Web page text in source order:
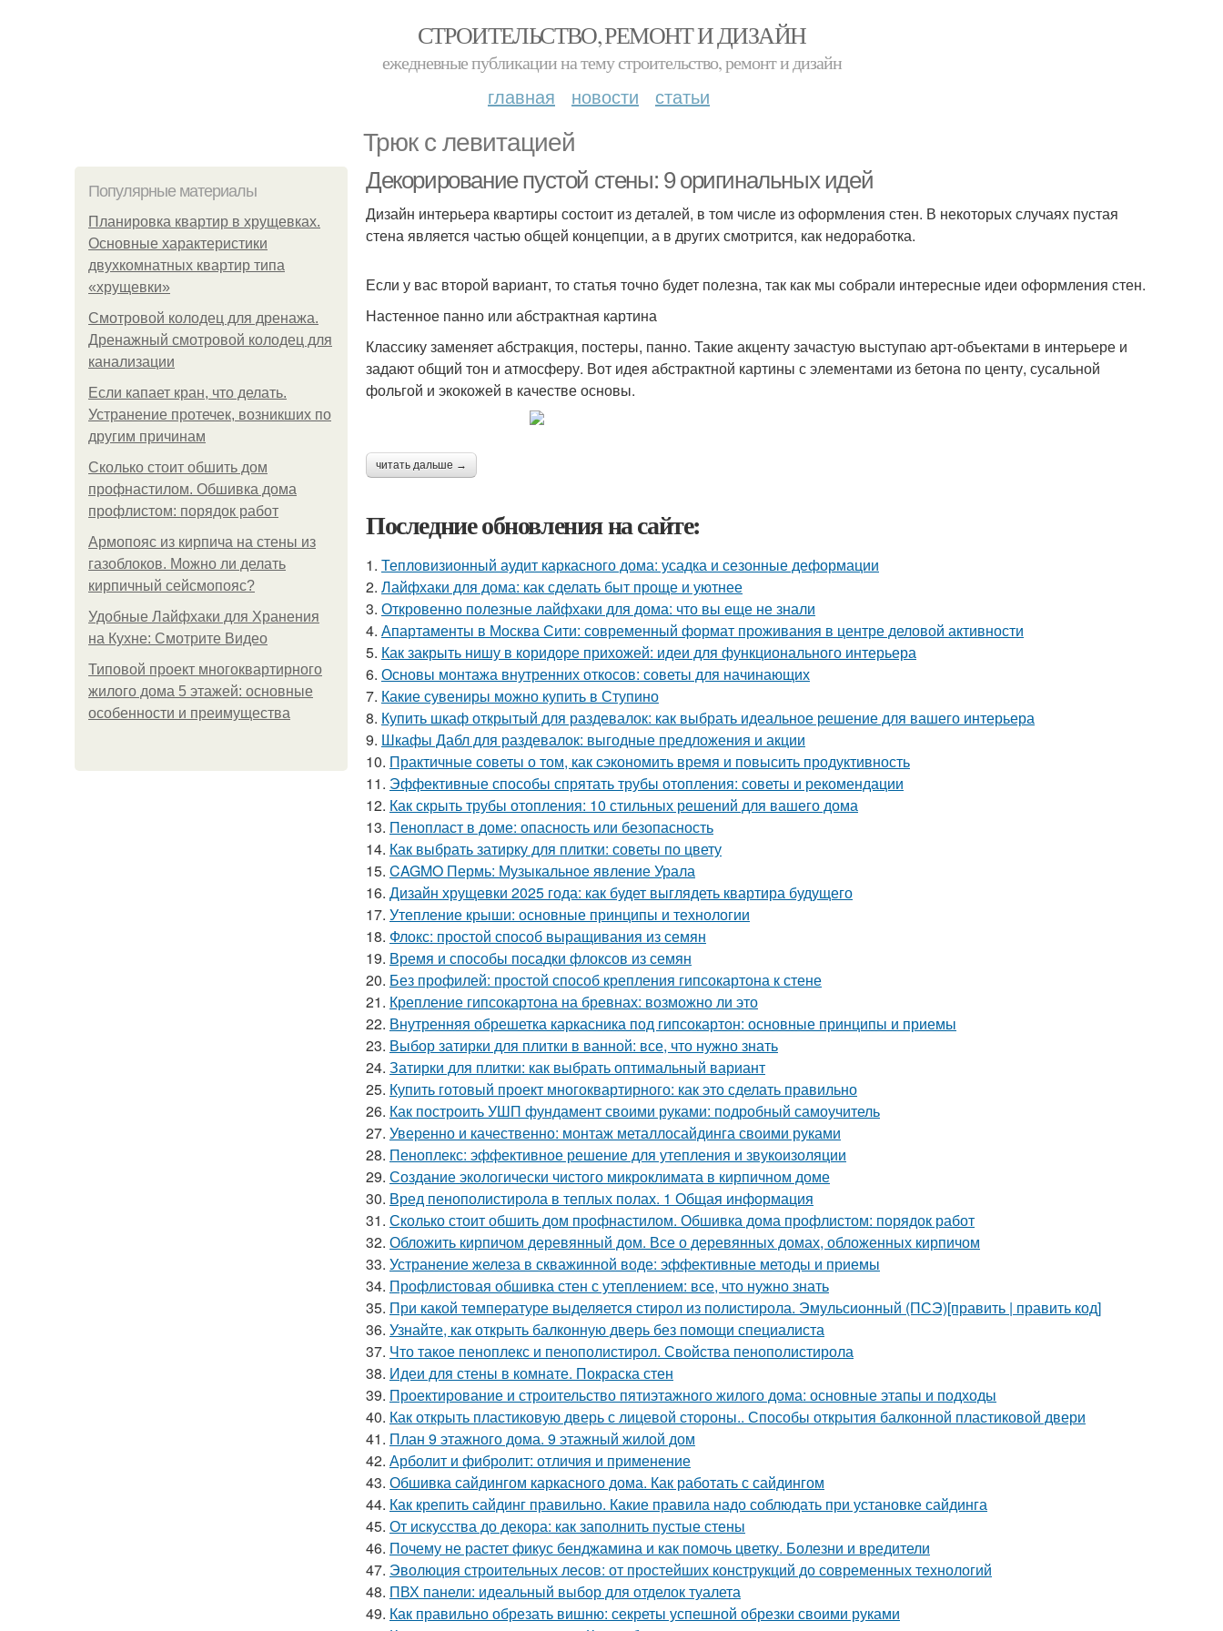
СТРОИТЕЛЬСТВО, РЕМОНТ И ДИЗАЙН
ежедневные публикации на тему строительство, ремонт и дизайн
главная новости статьи
Трюк с левитацией
Популярные материалы
Планировка квартир в хрущевках.
Основные характеристики
двухкомнатных квартир типа
«хрущевки»
Смотровой колодец для дренажа.
Дренажный смотровой колодец для
канализации
Если капает кран, что делать.
Устранение протечек, возникших по
другим причинам
Сколько стоит обшить дом
профнастилом. Обшивка дома
профлистом: порядок работ
Армопояс из кирпича на стены из
газоблоков. Можно ли делать
кирпичный сейсмопояс?
Удобные Лайфхаки для Хранения
на Кухне: Смотрите Видео
Типовой проект многоквартирного
жилого дома 5 этажей: основные
особенности и преимущества
Декорирование пустой стены: 9 оригинальных идей
Дизайн интерьера квартиры состоит из деталей, в том числе из оформления стен. В некоторых случаях пустая
стена является частью общей концепции, а в других смотрится, как недоработка.
Если у вас второй вариант, то статья точно будет полезна, так как мы собрали интересные идеи оформления стен.
Настенное панно или абстрактная картина
Классику заменяет абстракция, постеры, панно. Такие акценту зачастую выступаю арт-объектами в интерьере и
задают общий тон и атмосферу. Вот идея абстрактной картины с элементами из бетона по центу, сусальной
фольгой и экокожей в качестве основы.
читать дальше →
Последние обновления на сайте:
1. Тепловизионный аудит каркасного дома: усадка и сезонные деформации
2. Лайфхаки для дома: как сделать быт проще и уютнее
3. Откровенно полезные лайфхаки для дома: что вы еще не знали
4. Апартаменты в Москва Сити: современный формат проживания в центре деловой активности
5. Как закрыть нишу в коридоре прихожей: идеи для функционального интерьера
6. Основы монтажа внутренних откосов: советы для начинающих
7. Какие сувениры можно купить в Ступино
8. Купить шкаф открытый для раздевалок: как выбрать идеальное решение для вашего интерьера
9. Шкафы Дабл для раздевалок: выгодные предложения и акции
10. Практичные советы о том, как сэкономить время и повысить продуктивность
11. Эффективные способы спрятать трубы отопления: советы и рекомендации
12. Как скрыть трубы отопления: 10 стильных решений для вашего дома
13. Пенопласт в доме: опасность или безопасность
14. Как выбрать затирку для плитки: советы по цвету
15. CAGMO Пермь: Музыкальное явление Урала
16. Дизайн хрущевки 2025 года: как будет выглядеть квартира будущего
17. Утепление крыши: основные принципы и технологии
18. Флокс: простой способ выращивания из семян
19. Время и способы посадки флоксов из семян
20. Без профилей: простой способ крепления гипсокартона к стене
21. Крепление гипсокартона на бревнах: возможно ли это
22. Внутренняя обрешетка каркасника под гипсокартон: основные принципы и приемы
23. Выбор затирки для плитки в ванной: все, что нужно знать
24. Затирки для плитки: как выбрать оптимальный вариант
25. Купить готовый проект многоквартирного: как это сделать правильно
26. Как построить УШП фундамент своими руками: подробный самоучитель
27. Уверенно и качественно: монтаж металлосайдинга своими руками
28. Пеноплекс: эффективное решение для утепления и звукоизоляции
29. Создание экологически чистого микроклимата в кирпичном доме
30. Вред пенополистирола в теплых полах. 1 Общая информация
31. Сколько стоит обшить дом профнастилом. Обшивка дома профлистом: порядок работ
32. Обложить кирпичом деревянный дом. Все о деревянных домах, обложенных кирпичом
33. Устранение железа в скважинной воде: эффективные методы и приемы
34. Профлистовая обшивка стен с утеплением: все, что нужно знать
35. При какой температуре выделяется стирол из полистирола. Эмульсионный (ПСЭ)[править | править код]
36. Узнайте, как открыть балконную дверь без помощи специалиста
37. Что такое пеноплекс и пенополистирол. Свойства пенополистирола
38. Идеи для стены в комнате. Покраска стен
39. Проектирование и строительство пятиэтажного жилого дома: основные этапы и подходы
40. Как открыть пластиковую дверь с лицевой стороны.. Способы открытия балконной пластиковой двери
41. План 9 этажного дома. 9 этажный жилой дом
42. Арболит и фибролит: отличия и применение
43. Обшивка сайдингом каркасного дома. Как работать с сайдингом
44. Как крепить сайдинг правильно. Какие правила надо соблюдать при установке сайдинга
45. От искусства до декора: как заполнить пустые стены
46. Почему не растет фикус бенджамина и как помочь цветку. Болезни и вредители
47. Эволюция строительных лесов: от простейших конструкций до современных технологий
48. ПВХ панели: идеальный выбор для отделок туалета
49. Как правильно обрезать вишню: секреты успешной обрезки своими руками